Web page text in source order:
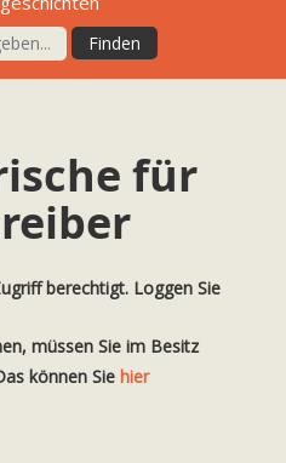
für
berechtigt. Loggen Sie
müssen Sie im Besitz
können Sie hier